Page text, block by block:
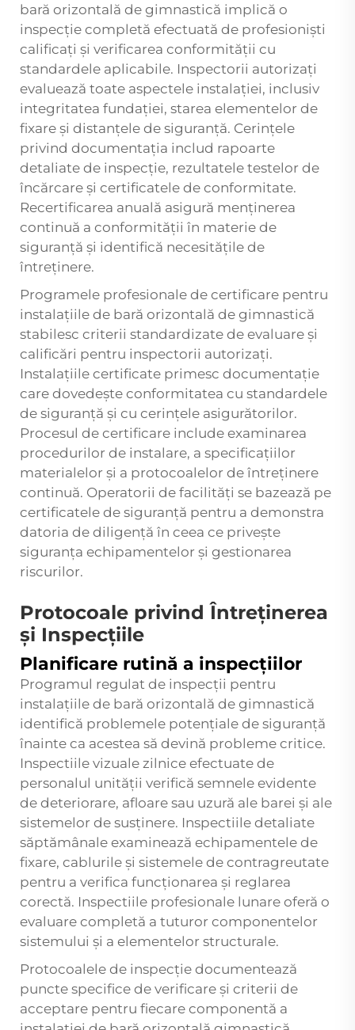
bară orizontală de gimnastică implică o
inspecție completă efectuată de profesioniști
calificați și verificarea conformității cu
standardele aplicabile. Inspectorii autorizați
evaluează toate aspectele instalației, inclusiv
integritatea fundației, starea elementelor de
fixare și distanțele de siguranță. Cerințele
privind documentația includ rapoarte
detaliate de inspecție, rezultatele testelor de
încărcare și certificatele de conformitate.
Recertificarea anuală asigură menținerea
continuă a conformității în materie de
siguranță și identifică necesitățile de
întreținere.
Programele profesionale de certificare pentru
instalațiile de bară orizontală de gimnastică
stabilesc criterii standardizate de evaluare și
calificări pentru inspectorii autorizați.
Instalațiile certificate primesc documentație
care dovedește conformitatea cu standardele
de siguranță și cu cerințele asigurătorilor.
Procesul de certificare include examinarea
procedurilor de instalare, a specificațiilor
materialelor și a protocoalelor de întreținere
continuă. Operatorii de facilități se bazează pe
certificatele de siguranță pentru a demonstra
datoria de diligență în ceea ce privește
siguranța echipamentelor și gestionarea
riscurilor.
Protocoale privind Întreținerea
și Inspecțiile
Planificare rutină a inspecțiilor
Programul regulat de inspecții pentru
instalațiile de bară orizontală de gimnastică
identifică problemele potențiale de siguranță
înainte ca acestea să devină probleme critice.
Inspectiile vizuale zilnice efectuate de
personalul unității verifică semnele evidente
de deteriorare, afloare sau uzură ale barei și ale
sistemelor de susținere. Inspectiile detaliate
săptămânale examinează echipamentele de
fixare, cablurile și sistemele de contragreutate
pentru a verifica funcționarea și reglarea
corectă. Inspectiile profesionale lunare oferă o
evaluare completă a tuturor componentelor
sistemului și a elementelor structurale.
Protocoalele de inspecție documentează
puncte specifice de verificare și criterii de
acceptare pentru fiecare componentă a